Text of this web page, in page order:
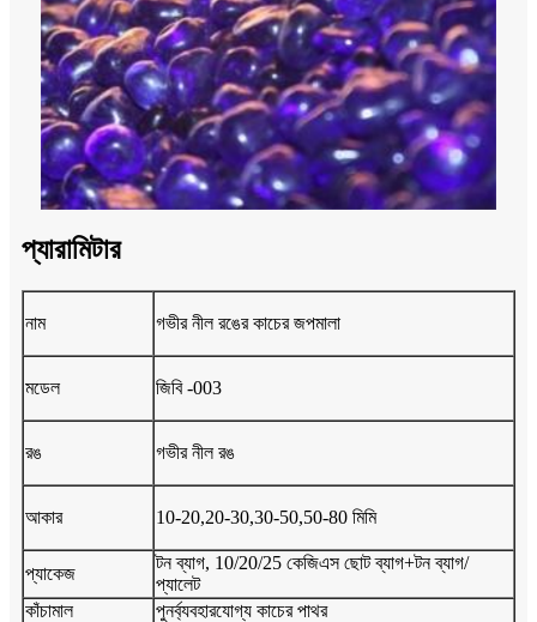
প্যারামিটার
নাম গভীর নীল রঙের কাচের জপমালা
মডেল জিবি -003
রঙ গভীর নীল রঙ
আকার 10-20,20-30,30-50,50-80 মিমি
প্যাকেজ
টন ব্যাগ, 10/20/25 কেজিএস ছোট ব্যাগ+টন ব্যাগ/
প্যালেট
কাঁচামাল
পুনর্ব্যবহারযোগ্য কাচের পাথর